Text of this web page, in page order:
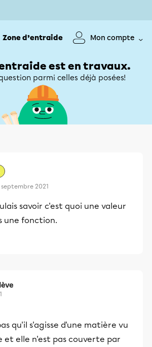
Zone d’entraide Mon compte
est en travaux.
parmi celles déjà posées!
septembre 2021
savoir c'est quoi une valeur
une fonction.
qu'il s'agisse d'une matière vu
et elle n'est pas couverte par